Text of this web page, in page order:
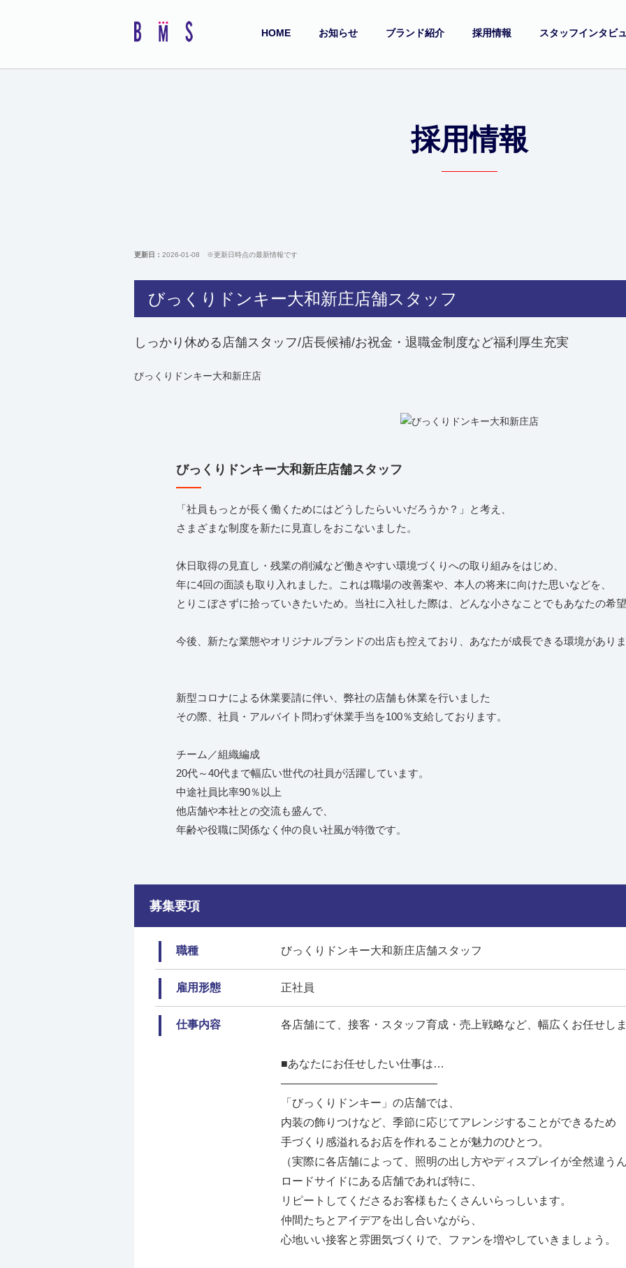
HOME お知らせ ブランド紹介 採用情報 スタッフインタビ
採用情報
更新日： 2026-01-08 ※更新日時点の最新情報です
びっくりドンキー大和新庄店舗スタッフ
しっかり休める店舗スタッフ/店長候補/お祝金・退職金制度など福利厚生充実
びっくりドンキー大和新庄店
びっくりドンキー大和新庄店舗スタッフ
「社員もっとが長く働くためにはどうしたらいいだろうか？」と考え、
さまざまな制度を新たに見直しをおこないました。
休日取得の見直し・残業の削減など働きやすい環境づくりへの取り組みをはじめ、
年に4回の面談も取り入れました。これは職場の改善案や、本人の将来に向けた思いなどを、
とりこぼさずに拾っていきたいため。当社に入社した際は、どんな小さなことでもあなたの希
今後、新たな業態やオリジナルブランドの出店も控えており、あなたが成長できる環境があり
新型コロナによる休業要請に伴い、弊社の店舗も休業を行いました
その際、社員・アルバイト問わず休業手当を100％支給しております。
チーム／組織編成
20代～40代まで幅広い世代の社員が活躍しています。
中途社員比率90％以上
他店舗や本社との交流も盛んで、
年齢や役職に関係なく仲の良い社風が特徴です。
募集要項
職種 びっくりドンキー大和新庄店舗スタッフ
雇用形態 正社員
仕事内容 各店舗にて、接客・スタッフ育成・売上戦略など、幅広くお任せし
■あなたにお任せしたい仕事は…
――――――――――――――
「びっくりドンキー」の店舗では、
内装の飾りつけなど、季節に応じてアレンジすることができるため
手づくり感溢れるお店を作れることが魅力のひとつ。
（実際に各店舗によって、照明の出し方やディスプレイが全然違う
ロードサイドにある店舗であれば特に、
リピートしてくださるお客様もたくさんいらっしいます。
仲間たちとアイデアを出し合いながら、
心地いい接客と雰囲気づくりで、ファンを増やしていきましょう。